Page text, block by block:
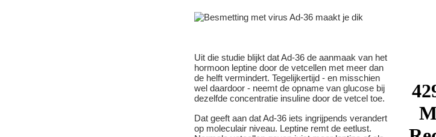
Uit die studie blijkt dat Ad-36 de aanmaak van het
hormoon leptine door de vetcellen met meer dan
de helft vermindert. Tegelijkertijd - en misschien
wel daardoor - neemt de opname van glucose bij
dezelfde concentratie insuline door de vetcel toe.
Dat geeft aan dat Ad-36 iets ingrijpends verandert
op moleculair niveau. Leptine remt de eetlust.